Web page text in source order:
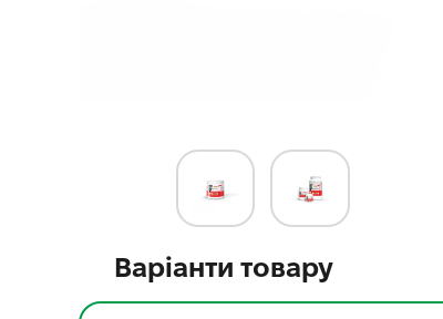
Варіанти товару